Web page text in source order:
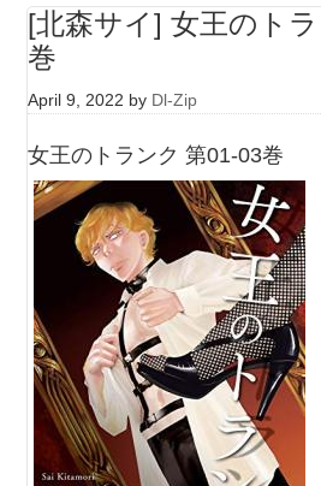
[北森サイ] 女王のト
巻
April 9, 2022 by Dl-Zip
女王のトランク 第01-03巻